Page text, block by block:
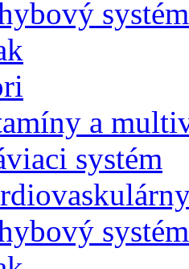
systém
a
systém
systém